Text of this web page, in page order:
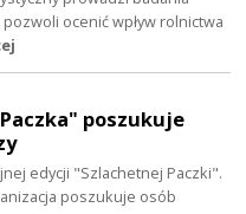
ocenić wpływ rolnictwa
poszukuje
edycji "Szlachetnej Paczki".
poszukuje osób